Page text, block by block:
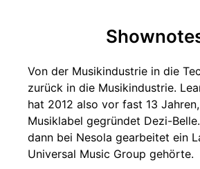
Von der Musikindustrie in die
zurück in die Musikindustrie.
hat 2012 also vor fast 13
Musiklabel gegründet Dezi-
dann bei Nesola gearbeitet ein
Universal Music Group gehörte.